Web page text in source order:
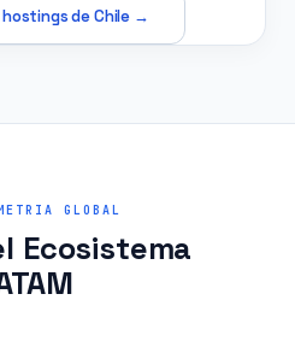
de Chile →
GLOBAL
Ecosistema